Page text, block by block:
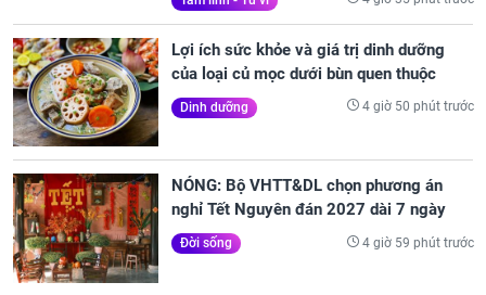
Lợi ích sức khỏe và giá trị dinh dưỡng
của loại củ mọc dưới bùn quen thuộc
Dinh dưỡng 4 giờ 50 phút trước
NÓNG: Bộ VHTT&DL chọn phương án
nghỉ Tết Nguyên đán 2027 dài 7 ngày
Đời sống 4 giờ 59 phút trước